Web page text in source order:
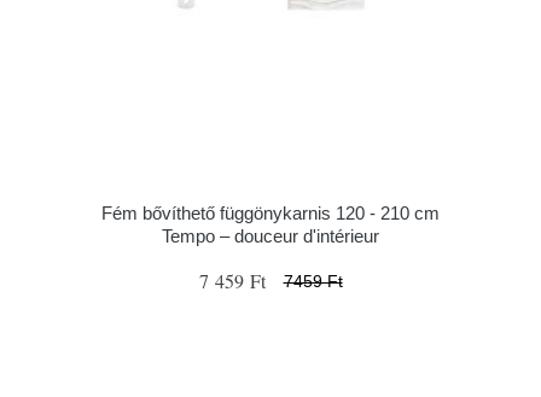
Fém bővíthető függönykarnis 120 - 210 cm
Tempo – douceur d'intérieur
7 459 Ft 7459 Ft